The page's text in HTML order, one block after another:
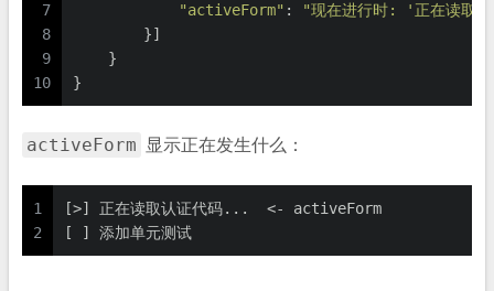
7
8
9
10
"activeForm" :
"现在进行时: '正在读取
        }]
    }
}
activeForm 显示正在发生什么：
1
2
[>] 正在读取认证代码...  <- activeForm
[ ] 添加单元测试